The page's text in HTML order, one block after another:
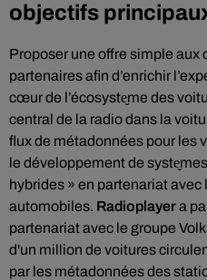
objectifs
Proposer une offre simple
partenaires afin d’enrichir
cœur de l’écosyste̬me des
central de la radio dans la
flux de métadonnées pour les
le développement de
hybrides » en partenariat
automobiles. Radioplayera
partenariat avec le groupe
d'un million de voitures
par les métadonnées des